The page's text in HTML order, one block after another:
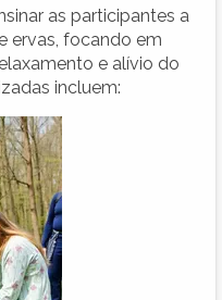
as participantes a
ervas, focando em
e alívio do
incluem: